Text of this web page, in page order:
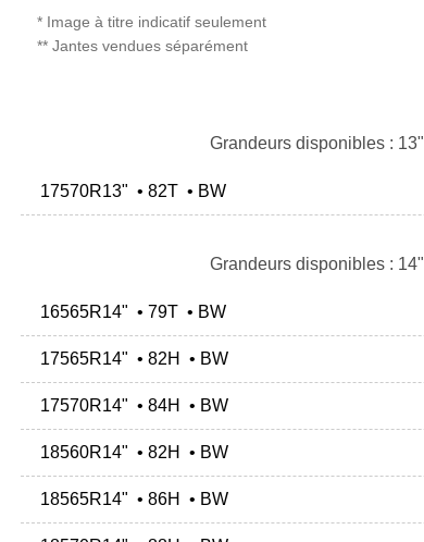
* Image à titre indicatif seulement
** Jantes vendues séparément
Grandeurs disponibles : 13"
17570R13" • 82T • BW
Grandeurs disponibles : 14"
16565R14" • 79T • BW
17565R14" • 82H • BW
17570R14" • 84H • BW
18560R14" • 82H • BW
18565R14" • 86H • BW